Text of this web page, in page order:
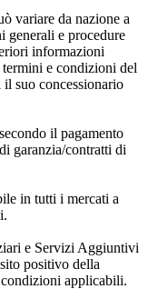
variare da nazione a
generali e procedure
informazioni
e condizioni del
suo concessionario
il pagamento
garanzia/contratti di
in tutti i mercati a
e Servizi Aggiuntivi
positivo della
applicabili.